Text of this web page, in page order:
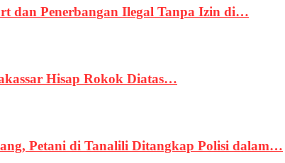
dan Penerbangan Ilegal Tanpa Izin di…
Hisap Rokok Diatas…
Petani di Tanalili Ditangkap Polisi dalam…